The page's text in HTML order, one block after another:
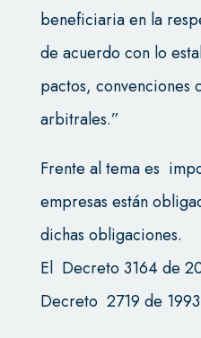
beneficiaria en la
de acuerdo con lo
pactos, convenciones
arbitrales.”
Frente al tema es
empresas están
dichas obligaciones.
El Decreto 3164 de
Decreto 2719 de